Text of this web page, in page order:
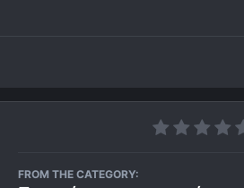
FROM THE CATEGORY: